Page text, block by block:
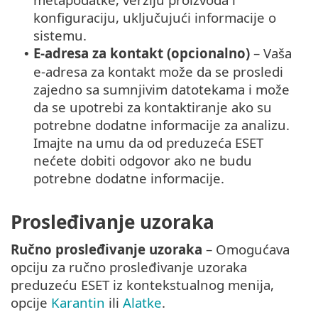
konfiguraciju, uključujući informacije o
sistemu.
• E-adresa za kontakt (opcionalno) – Vaša
e-adresa za kontakt može da se prosledi
zajedno sa sumnjivim datotekama i može
da se upotrebi za kontaktiranje ako su
potrebne dodatne informacije za analizu.
Imajte na umu da od preduzeća ESET
nećete dobiti odgovor ako ne budu
potrebne dodatne informacije.
Prosleđivanje uzoraka
Ručno prosleđivanje uzoraka – Omogućava
opciju za ručno prosleđivanje uzoraka
preduzeću ESET iz kontekstualnog menija,
opcije Karantin ili Alatke.